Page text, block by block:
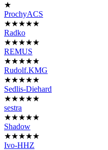
★
ProchyACS
★★★★★
Radko
★★★★★
REMUS
★★★★★
Rudolf.KMG
★★★★★
Sedlis-Diehard
★★★★★
sestra
★★★★★
Shadow
★★★★★
Ivo-HHZ